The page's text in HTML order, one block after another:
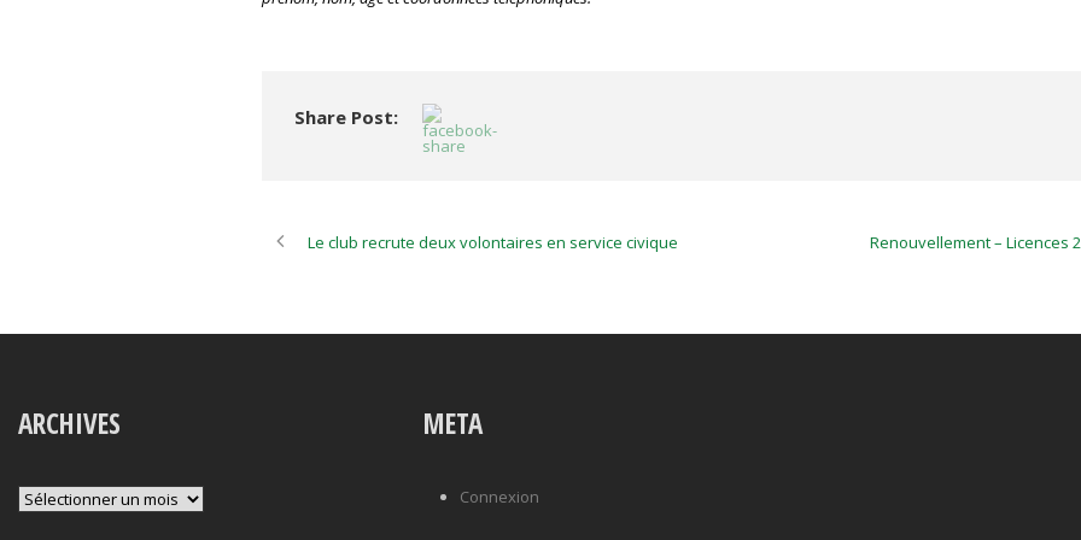
Share Post:
Le club recrute deux volontaires en service civique Renouvellement – Licences
ARCHIVES
Archives
META
Connexion